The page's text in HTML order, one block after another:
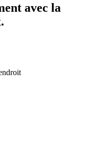
avec la